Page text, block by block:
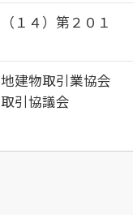
１４）第２０１
建物取引業協会
引協議会